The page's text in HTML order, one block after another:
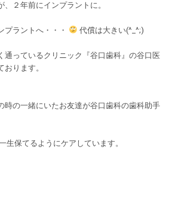
２年前にインプラントに。
プラントへ・・・ 代償は大きい(^_^;)
通っているクリニック『谷口歯科』の谷口医
ります。
時の一緒にいたお友達が谷口歯科の歯科助手
生保てるようにケアしています。